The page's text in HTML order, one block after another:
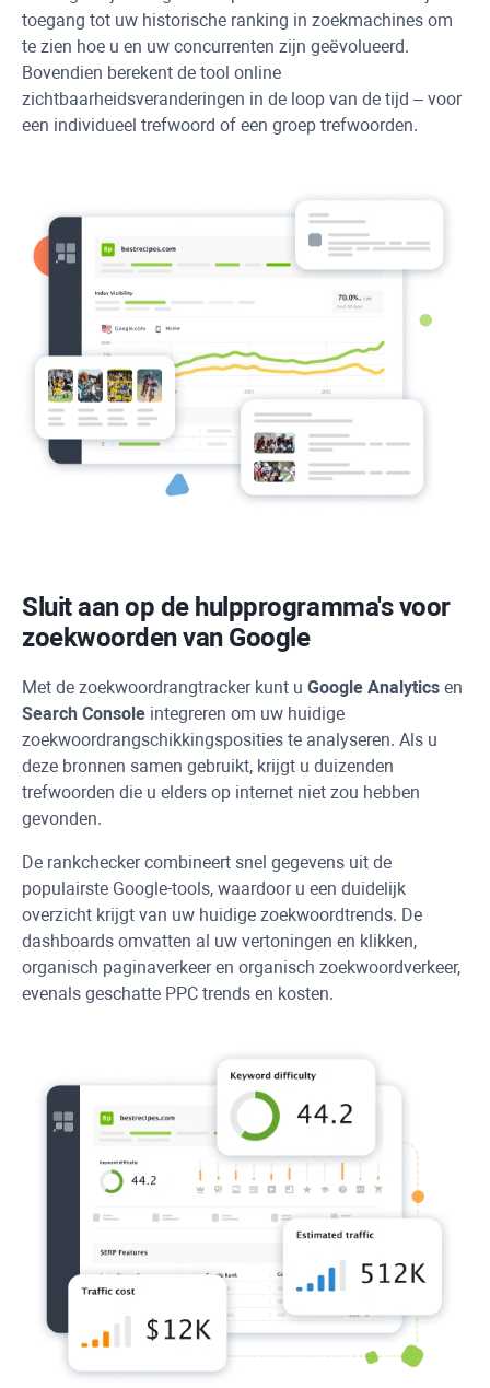
toegang tot uw historische ranking in zoekmachines om
te zien hoe u en uw concurrenten zijn geëvolueerd.
Bovendien berekent de tool online
zichtbaarheidsveranderingen in de loop van de tijd – voor
een individueel trefwoord of een groep trefwoorden.
Sluit aan op de hulpprogramma's voor
zoekwoorden van Google
Met de zoekwoordrangtracker kunt u Google Analytics en
Search Console integreren om uw huidige
zoekwoordrangschikkingsposities te analyseren. Als u
deze bronnen samen gebruikt, krijgt u duizenden
trefwoorden die u elders op internet niet zou hebben
gevonden.
De rankchecker combineert snel gegevens uit de
populairste Google-tools, waardoor u een duidelijk
overzicht krijgt van uw huidige zoekwoordtrends. De
dashboards omvatten al uw vertoningen en klikken,
organisch paginaverkeer en organisch zoekwoordverkeer,
evenals geschatte PPC trends en kosten.